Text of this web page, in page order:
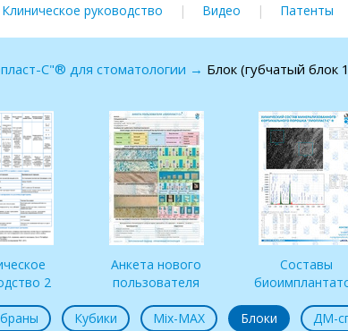
Клиническое руководство Видео Патенты
С"® для стоматологии → Блок (губчатый
2
Анкета нового
пользователя
Составы
Кубики Mix-MAX Блоки ДМ-